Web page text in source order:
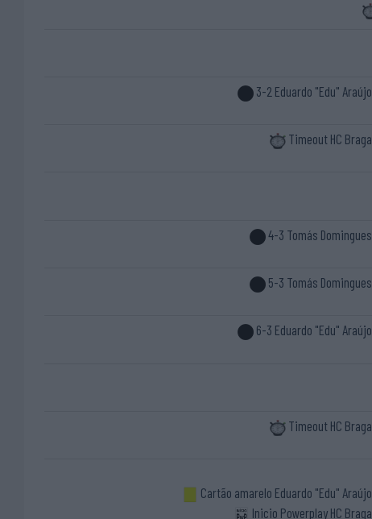
3-2 Eduardo "Edu" Araújo
Timeout HC Braga
4-3 Tomás Domingues
5-3 Tomás Domingues
6-3 Eduardo "Edu" Araújo
Timeout HC Braga
Cartão amarelo Eduardo "Edu" Araújo
Inicio Powerplay HC Braga